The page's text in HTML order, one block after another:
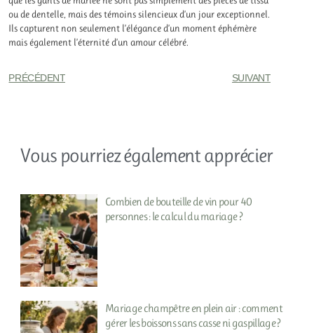
ou de dentelle, mais des témoins silencieux d’un jour exceptionnel.
Ils capturent non seulement l’élégance d’un moment éphémère
mais également l’éternité d’un amour célébré.
PRÉCÉDENT SUIVANT
Vous pourriez également apprécier
Combien de bouteille de vin pour 40
personnes : le calcul du mariage ?
Mariage champêtre en plein air : comment
gérer les boissons sans casse ni gaspillage ?